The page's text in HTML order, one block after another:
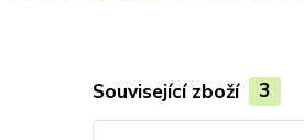
Související zboží 3